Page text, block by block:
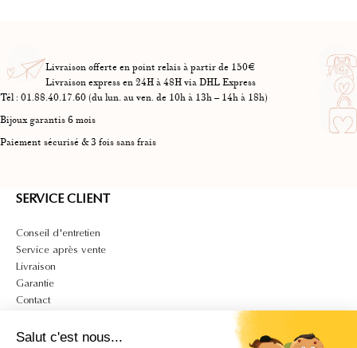
Salut c'est nous...
Livraison offerte en point relais à partir de 150€
Livraison express en 24H à 48H via DHL Express
Tél : 01.88.40.17.60 (du lun. au ven. de 10h à 13h – 14h à 18h)
Bijoux garantis 6 mois
Paiement sécurisé & 3 fois sans frais
SERVICE CLIENT
Conseil d'entretien
Service après vente
Livraison
Garantie
Contact